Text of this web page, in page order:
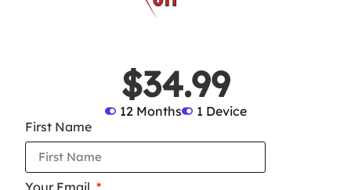
$34.99
12 Months
1 Device
First Name
Your Email